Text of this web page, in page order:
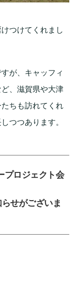
つけてくれまし
が、キャッフィ
、滋賀県や大津
ちも訪れてくれ
つつあります。
プロジェクト会
せがございま